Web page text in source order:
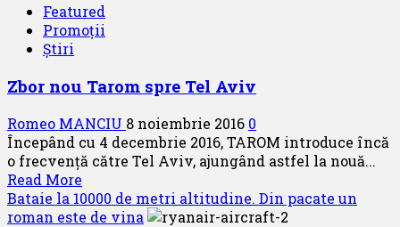
Job
opportunity:
51
agenți
de
securitate!
Featured
Promoții
Știri
Zbor nou Tarom spre Tel Aviv
Romeo MANCIU 8 noiembrie 2016 0
Începând cu 4 decembrie 2016, TAROM introduce încă
o frecvență către Tel Aviv, ajungând astfel la nouă...
Read More
more
about
Bataie la 10000 de metri altitudine. Din pacate un
roman este de vina